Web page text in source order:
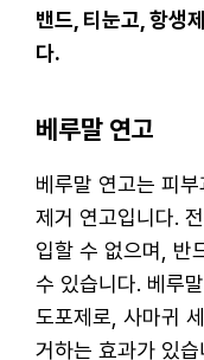
밴드, 티눈고, 항생
다.
베루말 연고
베루말 연고는 피
제거 연고입니다.
입할 수 없으며, 반
수 있습니다. 베루
도포제로, 사마귀
거하는 효과가 있습